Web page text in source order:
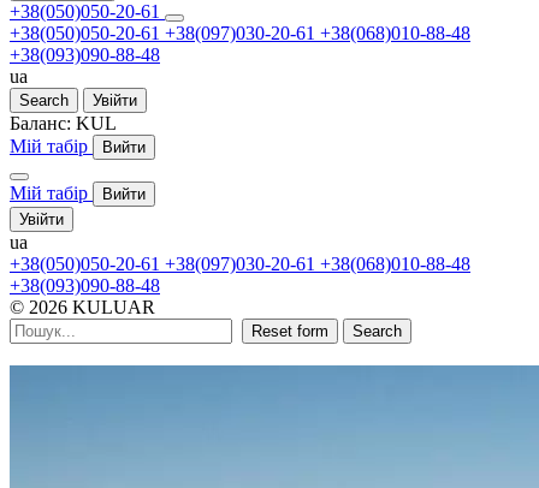
+38(050)050-20-61
+38(050)050-20-61 +38(097)030-20-61 +38(068)010-88-48
+38(093)090-88-48
ua
Search Увійти
Баланс: KUL
Мій табір
Вийти
Мій табір
Вийти
Увійти
ua
+38(050)050-20-61 +38(097)030-20-61 +38(068)010-88-48
+38(093)090-88-48
© 2026 KULUAR
Reset form Search